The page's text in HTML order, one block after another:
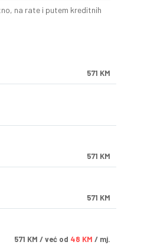
na rate i putem kreditnih
571 KM
571 KM
571 KM
571 KM / već od 48 KM / mj.